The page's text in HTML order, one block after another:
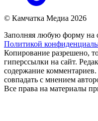
© Камчатка Медиа 2026
Заполняя любую форму на
Политикой
Копирование разрешено,
гиперссылки на сайт.
содержание
совпадать с мнением
Все права на материалы